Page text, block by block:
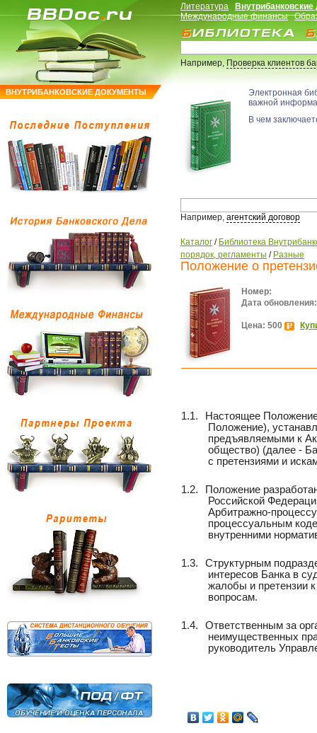
ВНУТРИБАНКОВСКИЕ ДОКУМЕНТЫ
Литература
Международные финансы
Например,Проверка клиентов
Электронная
важной
В чем
Например, агентский договор
Каталог / Библиотека
порядок, регламенты / Разные
Положение о
Номер:
Дата обновления:
Цена: 500
1.1.
Настоящее
Положение),
предъявляемыми к
общество) (далее -
с претензиями и
1.2.
Положение
Российской
Арбитражно-
процессуальным
внутренними
1.3.
Структурным
интересов Банка в
жалобы и претензии
вопросам.
1.4.
Ответственным за
неимущественных
руководитель